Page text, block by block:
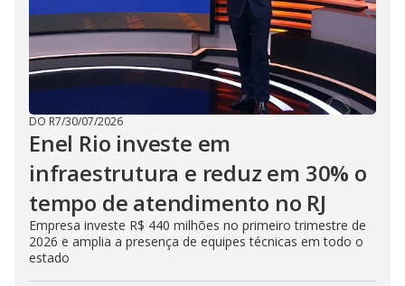
o
DO R7/30/07/2026
Enel Rio investe em
infraestrutura e reduz em 30% o
tempo de atendimento no RJ
Empresa investe R$ 440 milhões no primeiro trimestre de
2026 e amplia a presença de equipes técnicas em todo o
estado